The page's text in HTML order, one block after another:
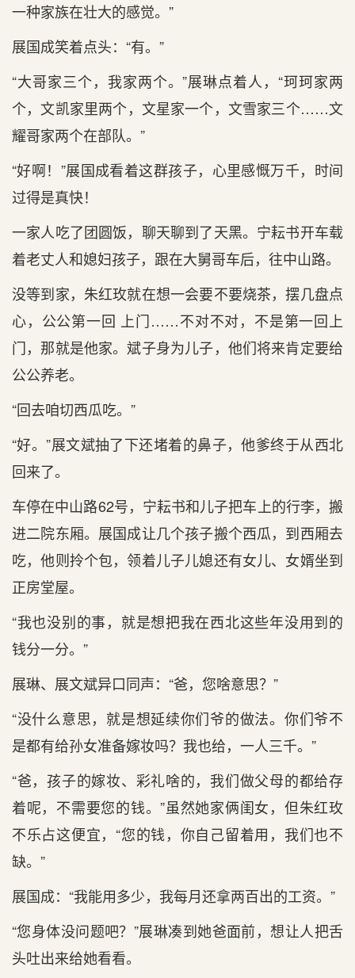
一种家族在壮大的感觉。”
展国成笑着点头：“有。”
“大哥家三个，我家两个。”展琳点着人，“珂珂家两
个，文凯家里两个，文星家一个，文雪家三个……文
耀哥家两个在部队。”
“好啊！”展国成看着这群孩子，心里感慨万千，时间
过得是真快！
一家人吃了团圆饭，聊天聊到了天黑。宁耘书开车载
着老丈人和媳妇孩子，跟在大舅哥车后，往中山路。
没等到家，朱红玫就在想一会要不要烧茶，摆几盘点
心，公公第一回 上门……不对不对，不是第一回上
门，那就是他家。斌子身为儿子，他们将来肯定要给
公公养老。
“回去咱切西瓜吃。”
“好。”展文斌抽了下还堵着的鼻子，他爹终于从西北
回来了。
车停在中山路62号，宁耘书和儿子把车上的行李，搬
进二院东厢。展国成让几个孩子搬个西瓜，到西厢去
吃，他则拎个包，领着儿子儿媳还有女儿、女婿坐到
正房堂屋。
“我也没别的事，就是想把我在西北这些年没用到的
钱分一分。”
展琳、展文斌异口同声：“爸，您啥意思？”
“没什么意思，就是想延续你们爷的做法。你们爷不
是都有给孙女准备嫁妆吗？我也给，一人三千。”
“爸，孩子的嫁妆、彩礼啥的，我们做父母的都给存
着呢，不需要您的钱。”虽然她家俩闺女，但朱红玫
不乐占这便宜，“您的钱，你自己留着用，我们也不
缺。”
展国成：“我能用多少，我每月还拿两百出的工资。”
“您身体没问题吧？”展琳凑到她爸面前，想让人把舌
头吐出来给她看看。